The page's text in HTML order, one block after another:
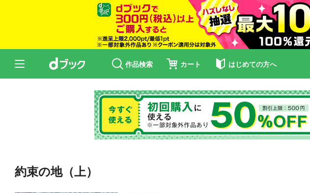
作品検索 カート はじめての方へ
約束の地（上）